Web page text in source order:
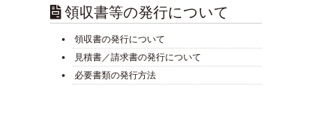
領収書等の発行について
領収書の発行について
見積書／請求書の発行について
必要書類の発行方法